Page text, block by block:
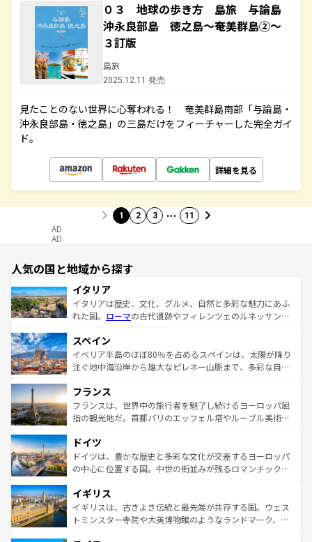
０３ 地球の歩き方 島旅 与論島
沖永良部島 徳之島～奄美群島②～
３訂版
島旅
2025.12.11 発売
見たことのない世界に心奪われる！ 奄美群島南部「与論島・
沖永良部島・徳之島」の三島だけをフィーチャーした完全ガイ
ド。
詳細を見る
1 2 3 … 11
AD
AD
人気の国と地域から探す
イタリア
イタリアは歴史、文化、グルメ、自然と多彩な魅力にあふ
れた国。 ローマの古代遺跡やフィレンツェのルネッサンス
ろん、トスカーナの美しい田園風景やアマルフィ海岸の絶
景など、自然景観も見逃せない。観光の合間には、本場の
ピザやパスタなど、絶品のイタリア料理を堪能することも
ませてくれるイタリアで、忘れられない旅をしてみよう！
なお、新着のイタリア情報はコンテンツ一覧 を参照してほ
しい。
スペイン
イベリア半島のほぼ80％を占めるスペインは、太陽が降り
注ぐ地中海沿岸から雄大なピレネー山脈まで、多彩な自然
文化が根付くこの国では、情熱的なフラメンコ、熱気あふ
れる闘牛、そして美味しいタパスが生活の一部となってい
る。首都マドリードの洗練された雰囲気や、バルセロナの
の城塞都市、穏やかなビーチリゾートまで多彩な表情を見
せる。地方によって風土や気候が異なるスペインはその個
性で訪れる人を魅了する。 なお、新着のスペイン情報はコ
フランス
フランスは、世界中の旅行者を魅了し続けるヨーロッパ屈
指の観光地だ。首都パリのエッフェル塔やルーブル美術館
で、幅広い魅力が詰まっている。華麗な宮殿、歴史的な大
聖堂、美しいビーチ、そして豊かな自然が、訪れる者を心
から魅了する。また、フランスは美食の国としても知ら
いる。シャンパンの発祥地であるランス、プロヴァンスの
香り高いラベンダー畑など、多彩な楽しみ方が可能だ。さ
らに、パリ以外の地域にも魅力が溢れており、どの街角に
ドイツ
ドイツは、豊かな歴史と多彩な文化が交差するヨーロッパ
の中心に位置する国。中世の街並みが残るロマンチック街
顔を持つこの国は、どこを歩いても飽きることがない。ベ
ルリンの文化的活気、バイエルン州のアルプスの絶景、そ
してライン川沿いのワイン畑といった風景は必見。ビール
イギリス
イギリスは、古きよき伝統と最先端が共存する国。ウェス
トミンスター寺院や大英博物館のようなランドマーク、歴